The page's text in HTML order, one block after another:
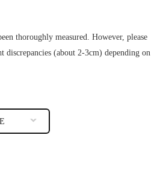
thoroughly measured. However, please
discrepancies (about 2-3cm) depending on